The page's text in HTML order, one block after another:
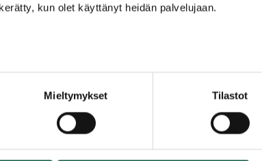
kun olet käyttänyt heidän palvelujaan.
Mieltymykset Tilastot
2.9.2024